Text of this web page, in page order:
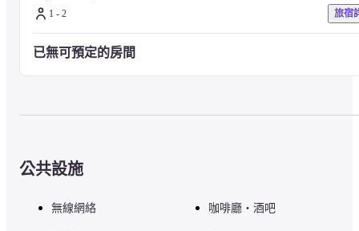
1 - 2 旅宿
已無可預定的房間
公共設施
無線網絡 咖啡廳・酒吧